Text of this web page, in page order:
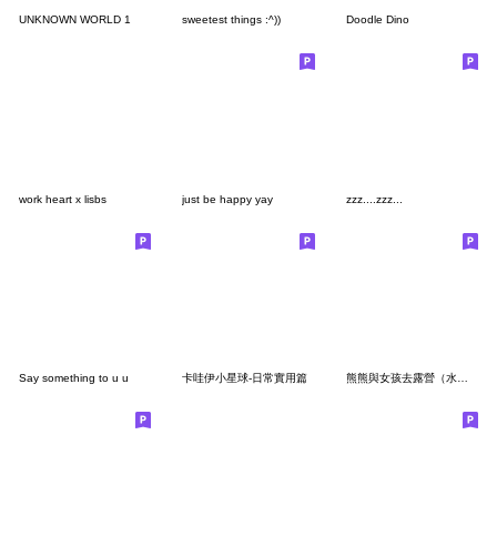
UNKNOWN WORLD 1 sweetest things :^)) Doodle Dino
work heart x lisbs just be happy yay zzz....zzz...
Say something to u u 卡哇伊小星球-日常實用篇